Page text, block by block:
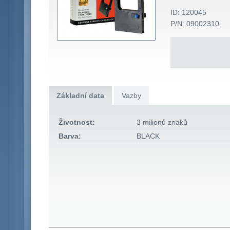
ID: 120045
P/N: 09002310
Základní data Vazby
Životnost:
3 milionů znaků
Barva:
BLACK